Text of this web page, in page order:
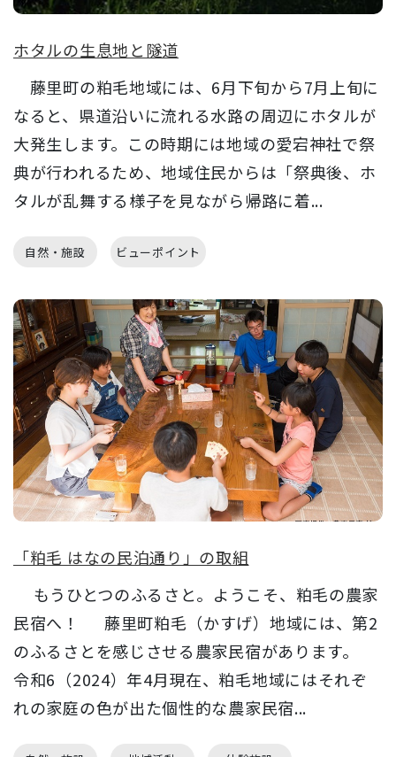
ホタルの生息地と隧道
藤里町の粕毛地域には、6月下旬から7月上旬に
なると、県道沿いに流れる水路の周辺にホタルが
大発生します。この時期には地域の愛宕神社で祭
典が行われるため、地域住民からは「祭典後、ホ
タルが乱舞する様子を見ながら帰路に着...
自然・施設 ビューポイント
「粕毛 はなの民泊通り」の取組
もうひとつのふるさと。ようこそ、粕毛の農家
民宿へ！ 藤里町粕毛（かすげ）地域には、第2
のふるさとを感じさせる農家民宿があります。
令和6（2024）年4月現在、粕毛地域にはそれぞ
れの家庭の色が出た個性的な農家民宿...